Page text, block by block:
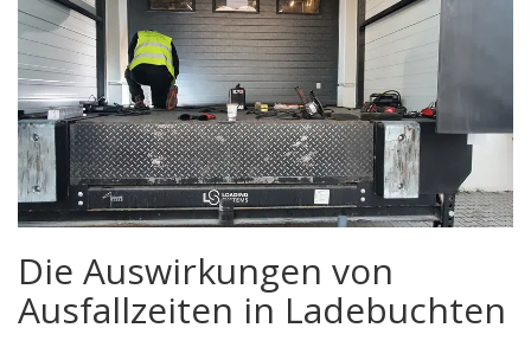
Die Auswirkungen von
Ausfallzeiten in Ladebuchten